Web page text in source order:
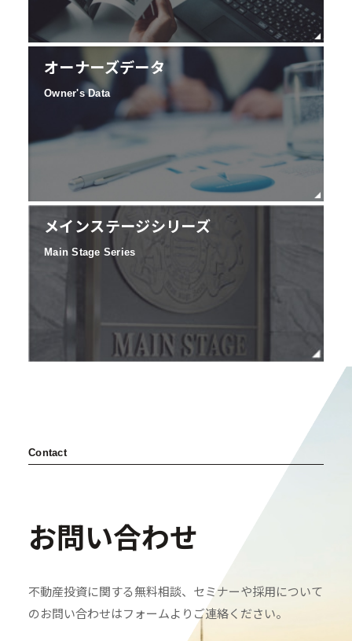
オーナーズデータ
Owner's Data
メインステージシリーズ
Main Stage Series
Contact
お問い合わせ
不動産投資に関する無料相談、セミナーや採用について
のお問い合わせはフォームよりご連絡ください。